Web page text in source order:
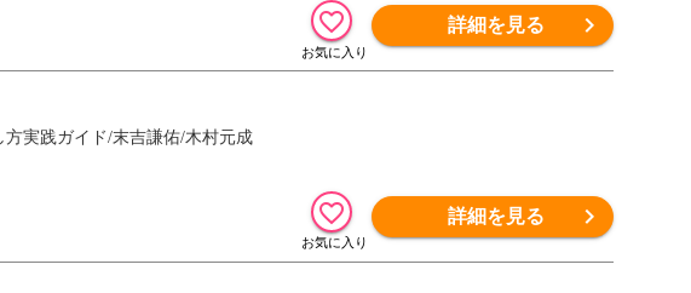
詳細を見る
実践ガイド/末吉謙佑/木村元成
詳細を見る